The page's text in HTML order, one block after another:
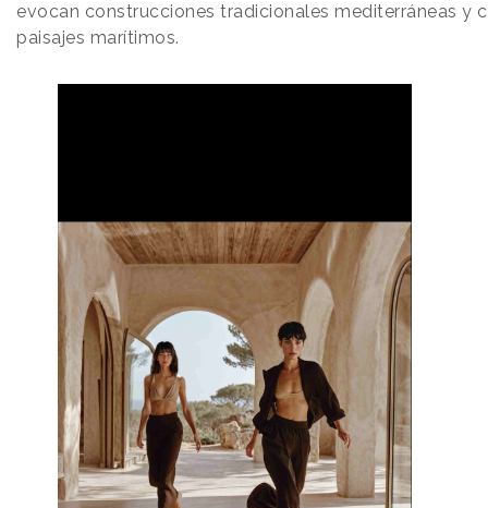
evocan construcciones tradicionales mediterráneas y
paisajes marítimos.